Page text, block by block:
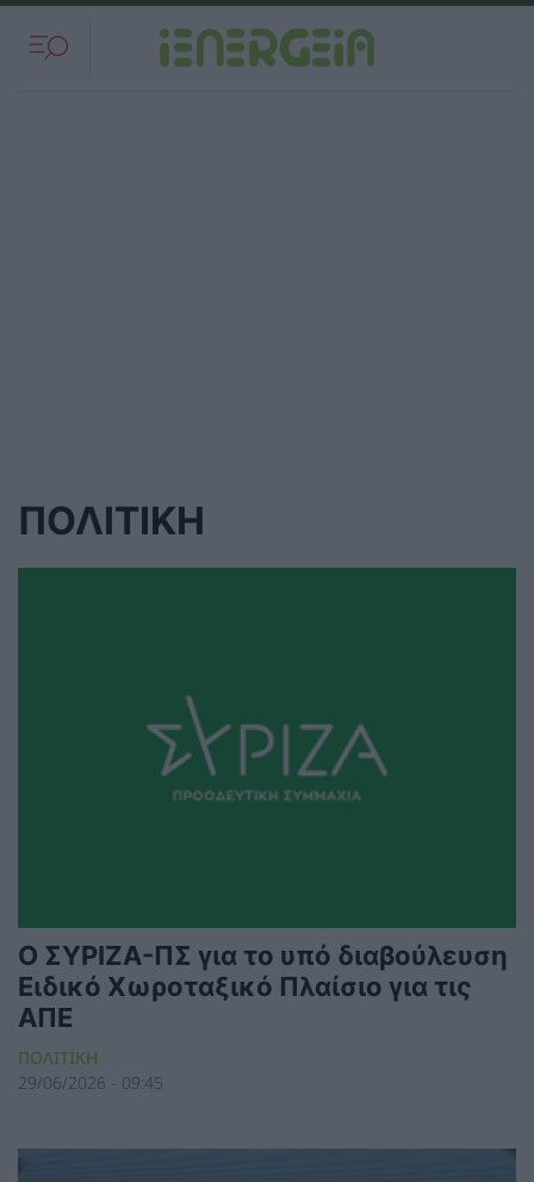
ΠΟΛΙΤΙΚΗ
Ο ΣΥΡΙΖΑ-ΠΣ για το υπό διαβούλευση
Ειδικό Χωροταξικό Πλαίσιο για τις
ΑΠΕ
ΠΟΛΙΤΙΚΗ
29/06/2026 - 09:45